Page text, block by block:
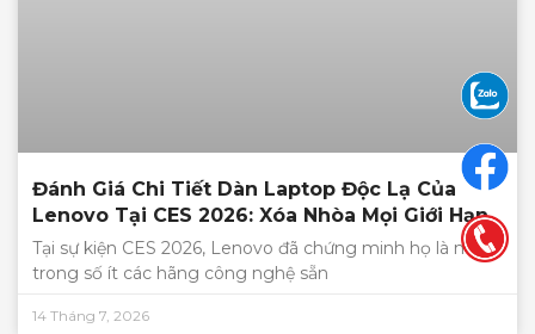
Đánh Giá Chi Tiết Dàn Laptop Độc Lạ Của
Lenovo Tại CES 2026: Xóa Nhòa Mọi Giới Hạn
Tại sự kiện CES 2026, Lenovo đã chứng minh họ là một
trong số ít các hãng công nghệ sẵn
14 Tháng 7, 2026